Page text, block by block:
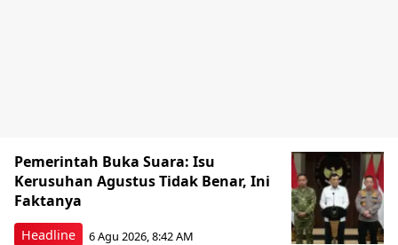
Headline
Pemerintah Buka Suara: Isu
Kerusuhan Agustus Tidak Benar, Ini
Faktanya
6 Agu 2026, 8:42 AM